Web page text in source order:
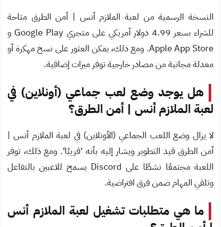
النسخة الرسمية من لعبة الملازم أنس | أمن الطرق متاحة
للشراء بسعر 4.99 دولار أمريكي على متجري Google Play و
Apple App Store. ومع ذلك، يمكن العثور على نسخ مهكرة أو
معدلة مجانية من مصادر خارجية توفر ميزات إضافية.
هل يوجد وضع لعب جماعي (أونلاين) في
لعبة الملازم أنس | أمن الطرق؟
لا يزال وضع اللعب الجماعي (الأونلاين) في لعبة الملازم أنس |
أمن الطرق قيد التطوير ويشار إليه بأنه ‘قريبًا’. ومع ذلك، توفر
اللعبة مجتمعًا نشطًا على Discord يسمح للاعبين بالتفاعل
وتلقي المهام ضمن فرق افتراضية.
ما هي متطلبات تشغيل لعبة الملازم أنس